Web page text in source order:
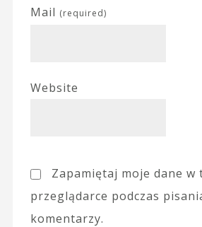
Mail (required)
Website
Zapamiętaj moje dane w
przeglądarce podczas
komentarzy.